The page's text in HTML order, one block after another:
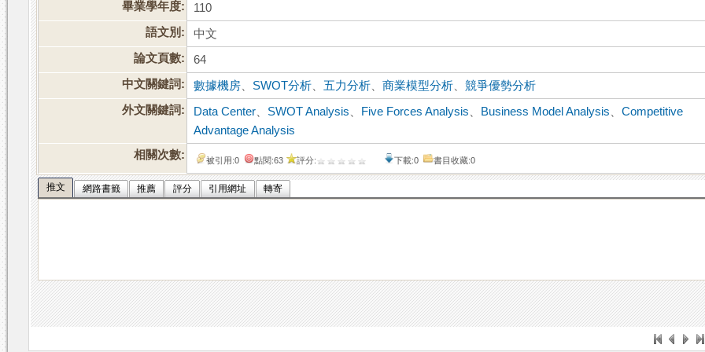
畢業學年度:
110
語文別:
中文
論文頁數:
64
中文關鍵詞:
數據機房 SWOT分析 五力分析 、商業模型分析 、競爭優勢分析
外文關鍵詞:
Data Center SWOT Analysis Five Forces Analysis Business Model Analysis 、Competitive
Advantage Analysis
相關次數:
被引用:0 點閱:63 評分: 下載:0 書目收藏:0
推文 網路書籤 推薦 評分 引用網址 轉寄